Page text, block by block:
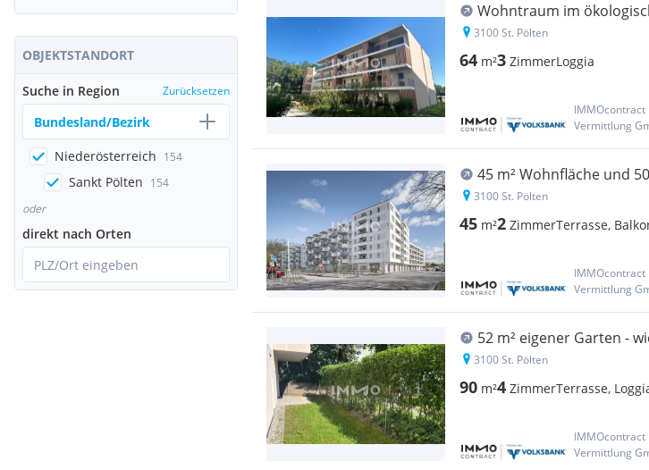
OBJEKTSTANDORT
Suche in Region Zurücksetzen
Bundesland/Bezirk
Niederösterreich 154
Sankt Pölten 154
oder
direkt nach Orten
PLZ/Ort eingeben
Wohntraum im
3100 St. Pölten
64 m²3 ZimmerLoggia
Vermittlung
45 m² Wohnfläche und
3100 St. Pölten
45 m²2 ZimmerTerrasse,
Vermittlung
52 m² eigener Garten -
3100 St. Pölten
90 m²4 ZimmerTerrasse,
Vermittlung